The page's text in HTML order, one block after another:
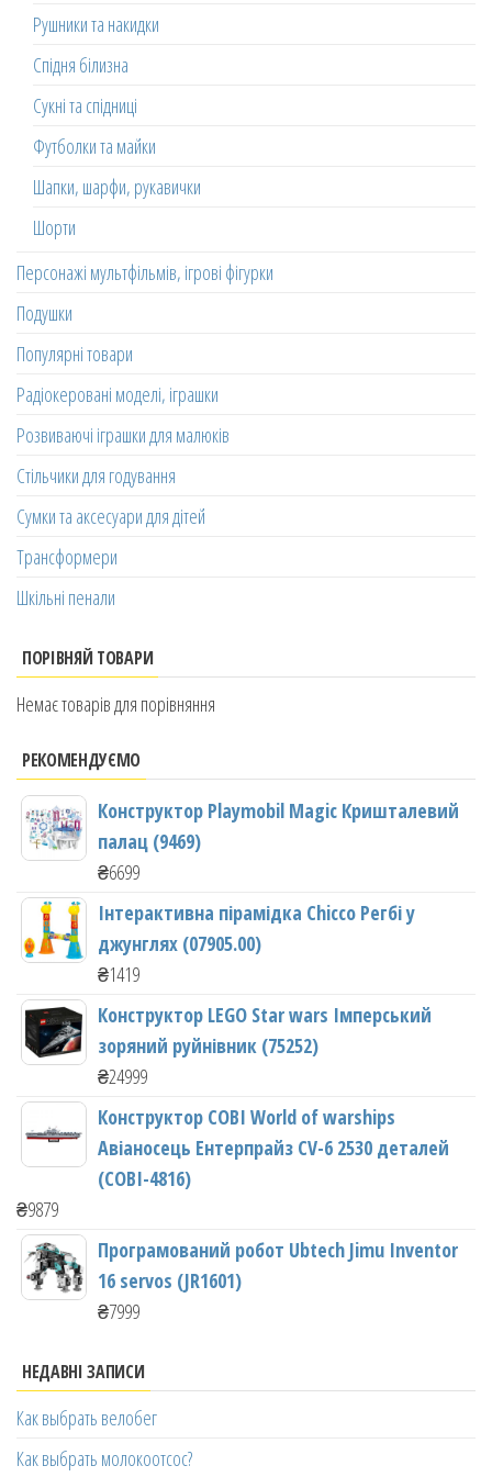
Рушники та накидки
Спідня білизна
Сукні та спідниці
Футболки та майки
Шапки, шарфи, рукавички
Шорти
Персонажі мультфільмів, ігрові фігурки
Подушки
Популярні товари
Радіокеровані моделі, іграшки
Розвиваючі іграшки для малюків
Стільчики для годування
Сумки та аксесуари для дітей
Трансформери
Шкільні пенали
ПОРІВНЯЙ ТОВАРИ
Немає товарів для порівняння
РЕКОМЕНДУЄМО
Конструктор Playmobil Magic Кришталевий
палац (9469)
₴6699
Інтерактивна пірамідка Chicco Регбі у
джунглях (07905.00)
₴1419
Конструктор LEGO Star wars Імперський
зоряний руйнівник (75252)
₴24999
Конструктор COBI World of warships
Авіаносець Ентерпрайз CV-6 2530 деталей
(COBI-4816)
₴9879
Програмований робот Ubtech Jimu Inventor
16 servos (JR1601)
₴7999
НЕДАВНІ ЗАПИСИ
Как выбрать велобег
Как выбрать молокоотсос?